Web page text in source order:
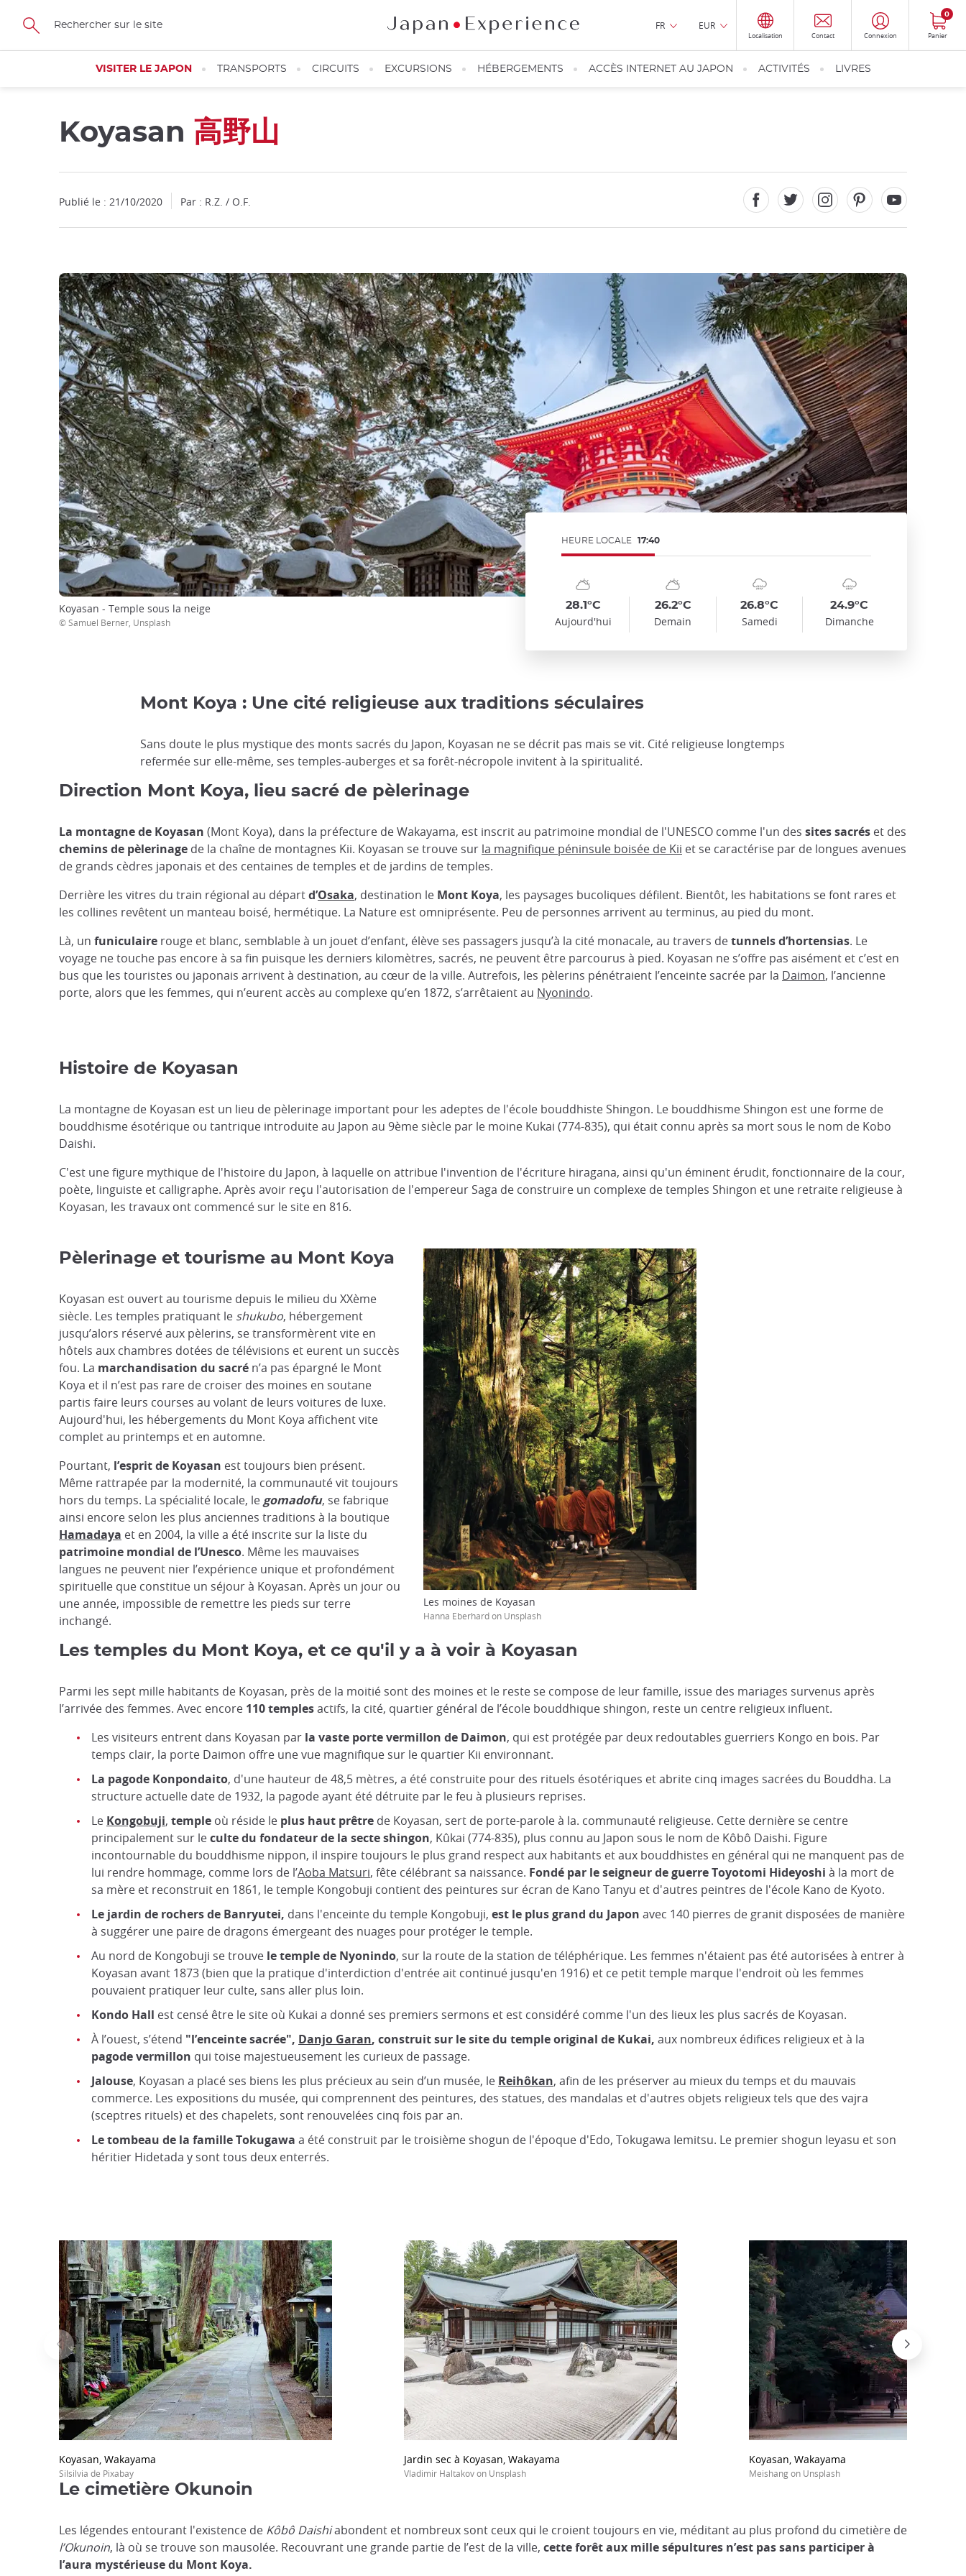
Skip
main
FR EUR
Localisation Contact Connexion Panier
0
VISITER LE JAPON TRANSPORTS CIRCUITS EXCURSIONS HÉBERGEMENTS ACCÈS INTERNET AU JAPON ACTIVITÉS LIVRES
Koyasan 高野山
Publié le : 21/10/2020 Par : R.Z. / O.F.
Koyasan - Temple sous la neige
© Samuel Berner, Unsplash
HEURE LOCALE 17:40
sunny_cloudy
28.1°C
Aujourd'hui
sunny_cloudy
26.2°C
Demain
cloudy_rainy
26.8°C
Samedi
cloudy_rainy
24.9°C
Dimanche
Mont Koya : Une cité religieuse aux traditions séculaires
Sans doute le plus mystique des monts sacrés du Japon, Koyasan ne se décrit pas mais se vit. Cité religieuse longtemps
refermée sur elle-même, ses temples-auberges et sa forêt-nécropole invitent à la spiritualité.
Direction Mont Koya, lieu sacré de pèlerinage
La montagne de Koyasan (Mont Koya), dans la préfecture de Wakayama, est inscrit au patrimoine mondial de l'UNESCO comme l'un des sites sacrés et des
cheminsde pèlerinage de la chaîne de montagnes Kii. Koyasan se trouve sur la magnifique péninsule boisée de Kii et se caractérise par de longues avenues
de grands cèdres japonais et des centaines de temples et de jardins de temples.
Derrière les vitres du train régional au départd’Osaka, destination le Mont Koya, les paysages bucoliques défilent. Bientôt, les habitations se font rares et
les collines revêtent un manteau boisé, hermétique. La Nature est omniprésente. Peu de personnes arrivent au terminus, au pied du mont.
Là, un funiculaire rouge et blanc, semblable à un jouet d’enfant, élève ses passagers jusqu’à la cité monacale, au travers detunnels d’hortensias. Le
voyage ne touche pas encore à sa fin puisque les derniers kilomètres, sacrés, ne peuvent être parcourus à pied. Koyasan ne s’offre pas aisément et c’est en
bus que les touristes ou japonais arrivent à destination, au cœur de la ville. Autrefois, les pèlerins pénétraient l’enceinte sacrée par la Daimon, l’ancienne
porte, alors que les femmes, qui n’eurent accès au complexe qu’en 1872, s’arrêtaient au Nyonindo.
Histoire de Koyasan
La montagne de Koyasan est un lieu de pèlerinage important pour les adeptes de l'école bouddhiste Shingon. Le bouddhisme Shingon est une forme de
bouddhisme ésotérique ou tantrique introduite au Japon au 9ème siècle par le moine Kukai (774-835), qui était connu après sa mort sous le nom de Kobo
Daishi.
C'est une figure mythique de l'histoire du Japon, à laquelle on attribue l'invention de l'écriture hiragana, ainsi qu'un éminent érudit, fonctionnaire de la cour,
poète, linguiste et calligraphe. Après avoir reçu l'autorisation de l'empereur Saga de construire un complexe de temples Shingon et une retraite religieuse à
Koyasan, les travaux ont commencé sur le site en 816.
Pèlerinage et tourisme au Mont Koya
Koyasan est ouvert au tourisme depuis le milieu du XXème
siècle. Les temples pratiquant le shukubo, hébergement
jusqu’alors réservé aux pèlerins, se transformèrent vite en
hôtels aux chambres dotées de télévisions et eurent un succès
fou. La marchandisation du sacré n’a pas épargné le Mont
Koya et il n’est pas rare de croiser des moines en soutane
partis faire leurs courses au volant de leurs voitures de luxe.
Aujourd'hui, les hébergements du Mont Koya affichent vite
complet au printemps et en automne.
Pourtant, l’esprit de Koyasan est toujours bien présent.
Même rattrapée par la modernité, la communauté vit toujours
hors du temps. La spécialité locale, le gomadofu, se fabrique
ainsi encore selon les plus anciennes traditions à la boutique
Hamadaya et en 2004, la ville a été inscrite sur la liste du
patrimoine mondial de l’Unesco. Même les mauvaises
langues ne peuvent nier l’expérience unique et profondément
spirituelle que constitue un séjour à Koyasan. Après un jour ou
une année, impossible de remettre les pieds sur terre
inchangé.
Les moines de Koyasan
Hanna Eberhard on Unsplash
Les temples du Mont Koya, et ce qu'il y a à voir à Koyasan
Parmi les sept mille habitants de Koyasan, près de la moitié sont des moines et le reste se compose de leur famille, issue des mariages survenus après
l’arrivée des femmes. Avec encore 110 templesactifs, la cité, quartier général de l’école bouddhique shingon, reste un centre religieux influent.
Les visiteurs entrent dans Koyasan par la vaste porte vermillon de Daimon, qui est protégée par deux redoutables guerriers Kongo en bois. Par
temps clair, la porte Daimon offre une vue magnifique sur le quartier Kii environnant.
La pagode Konpondaito, d'une hauteur de 48,5 mètres, a été construite pour des rituels ésotériques et abrite cinq images sacrées du Bouddha. La
structure actuelle date de 1932, la pagode ayant été détruite par le feu à plusieurs reprises.
Le Kongobuji, temple où réside le plus haut prêtre de Koyasan, sert de porte-parole à la. communauté religieuse. Cette dernière se centre
principalement sur leculte du fondateur de la secte shingon, Kûkai (774-835), plus connu au Japon sous le nom de Kôbô Daishi. Figure
incontournable du bouddhisme nippon, il inspire toujours le plus grand respect aux habitants et aux bouddhistes en général qui ne manquent pas de
lui rendre hommage, comme lors de l’Aoba Matsuri, fête célébrant sa naissance. Fondé par le seigneur de guerre Toyotomi Hideyoshi à la mort de
sa mère et reconstruit en 1861, le temple Kongobuji contient des peintures sur écran de Kano Tanyu et d'autres peintres de l'école Kano de Kyoto.
Le jardin de rochers de Banryutei, dans l'enceinte du temple Kongobuji, est le plus grand du Japon avec 140 pierres de granit disposées de manière
à suggérer une paire de dragons émergeant des nuages pour protéger le temple.
Au nord de Kongobuji se trouve le temple de Nyonindo, sur la route de la station de téléphérique. Les femmes n'étaient pas été autorisées à entrer à
Koyasan avant 1873 (bien que la pratique d'interdiction d'entrée ait continué jusqu'en 1916) et ce petit temple marque l'endroit où les femmes
pouvaient pratiquer leur culte, sans aller plus loin.
Kondo Hall est censé être le site où Kukai a donné ses premiers sermons et est considéré comme l'un des lieux les plus sacrés de Koyasan.
À l’ouest, s’étend "l’enceinte sacrée", Danjo Garan, construit sur le site du temple original de Kukai, aux nombreux édifices religieux et à la
pagodevermillon qui toise majestueusement les curieux de passage.
Jalouse, Koyasan a placé ses biens les plus précieux au sein d’un musée, le Reihôkan, afin de les préserver au mieux du temps et du mauvais
commerce. Les expositions du musée, qui comprennent des peintures, des statues, des mandalas et d'autres objets religieux tels que des vajra
(sceptres rituels) et des chapelets, sont renouvelées cinq fois par an.
Le tombeau de la famille Tokugawa a été construit par le troisième shogun de l'époque d'Edo, Tokugawa Iemitsu. Le premier shogun Ieyasu et son
héritier Hidetada y sont tous deux enterrés.
Koyasan, Wakayama
Silsilvia de Pixabay
Jardin sec à Koyasan, Wakayama
Vladimir Haltakov on Unsplash
Koyasan, Wakayama
Meishang on Unsplash
Le cimetière Okunoin
Les légendes entourant l'existence de Kôbô Daishiabondent et nombreux sont ceux qui le croient toujours en vie, méditant au plus profond du cimetière de
l’Okunoin, là où se trouve son mausolée. Recouvrant une grande partie de l’est de la ville, cette forêt aux mille sépultures n’est pas sans participer à
l’aura mystérieuse du Mont Koya.